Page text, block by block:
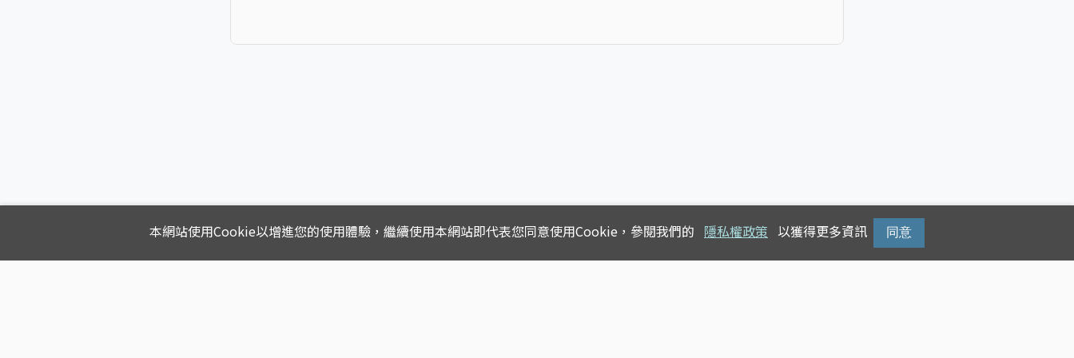
本網站使用Cookie以增進您的使用體驗， 繼續使用本網站即代表您同意使用Cookie，參閱我們的 隱私權政策 以獲得更多資訊 同意